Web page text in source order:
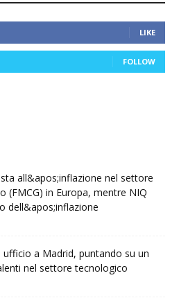
LIKE
FOLLOW
all&apos;inflazione nel settore
(FMCG) in Europa, mentre NIQ
dell&apos;inflazione
ufficio a Madrid, puntando su un
nel settore tecnologico